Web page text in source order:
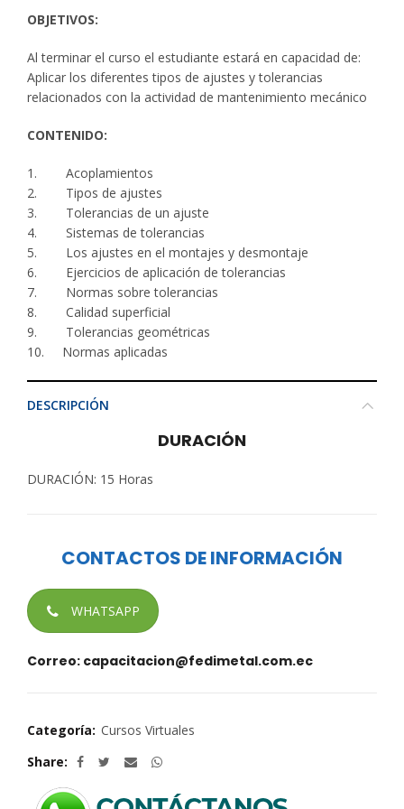
OBJETIVOS:
Al terminar el curso el estudiante estará en capacidad de:
Aplicar los diferentes tipos de ajustes y tolerancias
relacionados con la actividad de mantenimiento mecánico
CONTENIDO:
1. Acoplamientos
2. Tipos de ajustes
3. Tolerancias de un ajuste
4. Sistemas de tolerancias
5. Los ajustes en el montajes y desmontaje
6. Ejercicios de aplicación de tolerancias
7. Normas sobre tolerancias
8. Calidad superficial
9. Tolerancias geométricas
10. Normas aplicadas
DESCRIPCIÓN
DURACIÓN
DURACIÓN: 15 Horas
CONTACTOS DE INFORMACIÓN
WHATSAPP
Correo: capacitacion@fedimetal.com.ec
Categoría: Cursos Virtuales
Share